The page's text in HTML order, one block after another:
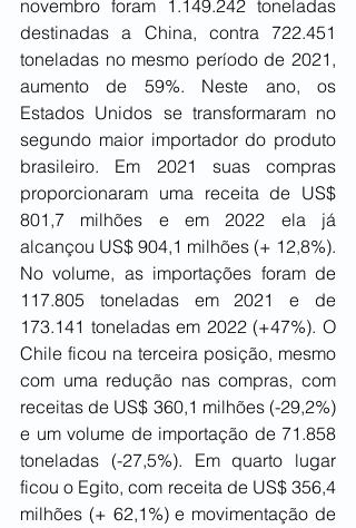
novembro foram 1.149.242 toneladas
destinadas a China, contra 722.451
toneladas no mesmo período de 2021,
aumento de 59%. Neste ano, os
Estados Unidos se transformaram no
segundo maior importador do produto
brasileiro. Em 2021 suas compras
proporcionaram uma receita de US$
801,7 milhões e em 2022 ela já
alcançou US$ 904,1 milhões (+ 12,8%).
No volume, as importações foram de
117.805 toneladas em 2021 e de
173.141 toneladas em 2022 (+47%). O
Chile ficou na terceira posição, mesmo
com uma redução nas compras, com
receitas de US$ 360,1 milhões (-29,2%)
e um volume de importação de 71.858
toneladas (-27,5%). Em quarto lugar
ficou o Egito, com receita de US$ 356,4
milhões (+ 62,1%) e movimentação de